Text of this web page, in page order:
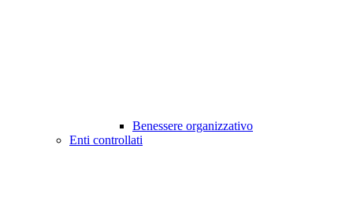
Benessere organizzativo
Enti controllati